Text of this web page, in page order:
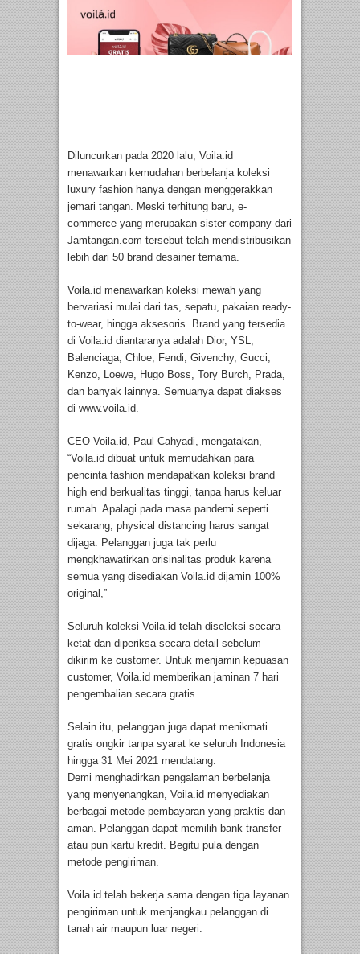
Diluncurkan pada 2020 lalu, Voila.id
menawarkan kemudahan berbelanja koleksi
luxury fashion hanya dengan menggerakkan
jemari tangan. Meski terhitung baru, e-
commerce yang merupakan sister company dari
Jamtangan.com tersebut telah mendistribusikan
lebih dari 50 brand desainer ternama.
Voila.id menawarkan koleksi mewah yang
bervariasi mulai dari tas, sepatu, pakaian ready-
to-wear, hingga aksesoris. Brand yang tersedia
di Voila.id diantaranya adalah Dior, YSL,
Balenciaga, Chloe, Fendi, Givenchy, Gucci,
Kenzo, Loewe, Hugo Boss, Tory Burch, Prada,
dan banyak lainnya. Semuanya dapat diakses
di www.voila.id.
CEO Voila.id, Paul Cahyadi, mengatakan,
“Voila.id dibuat untuk memudahkan para
pencinta fashion mendapatkan koleksi brand
high end berkualitas tinggi, tanpa harus keluar
rumah. Apalagi pada masa pandemi seperti
sekarang, physical distancing harus sangat
dijaga. Pelanggan juga tak perlu
mengkhawatirkan orisinalitas produk karena
semua yang disediakan Voila.id dijamin 100%
original,”
Seluruh koleksi Voila.id telah diseleksi secara
ketat dan diperiksa secara detail sebelum
dikirim ke customer. Untuk menjamin kepuasan
customer, Voila.id memberikan jaminan 7 hari
pengembalian secara gratis.
Selain itu, pelanggan juga dapat menikmati
gratis ongkir tanpa syarat ke seluruh Indonesia
hingga 31 Mei 2021 mendatang.
Demi menghadirkan pengalaman berbelanja
yang menyenangkan, Voila.id menyediakan
berbagai metode pembayaran yang praktis dan
aman. Pelanggan dapat memilih bank transfer
atau pun kartu kredit. Begitu pula dengan
metode pengiriman.
Voila.id telah bekerja sama dengan tiga layanan
pengiriman untuk menjangkau pelanggan di
tanah air maupun luar negeri.